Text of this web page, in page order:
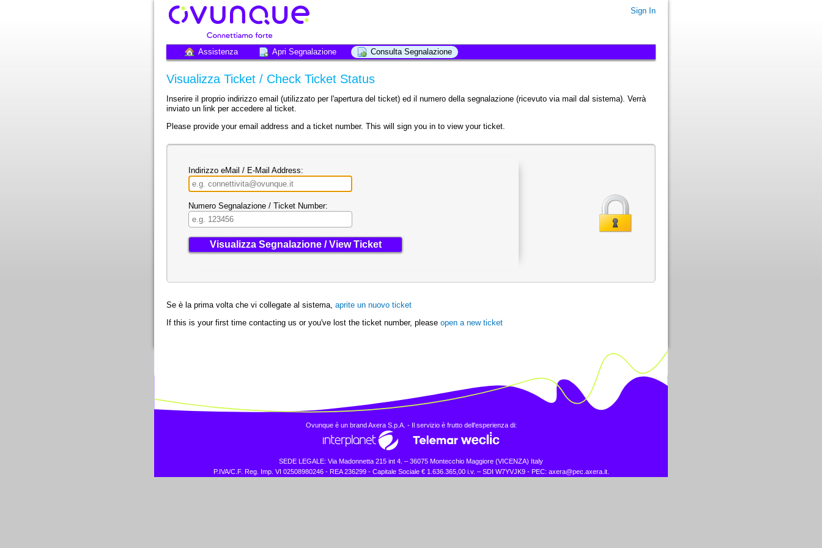
Sign In
Assistenza Apri Segnalazione Consulta Segnalazione
Visualizza Ticket / Check Ticket Status
Inserire il proprio indirizzo email (utilizzato per l'apertura del ticket) ed il numero della segnalazione (ricevuto via mail dal sistema). Verrà
inviato un link per accedere al ticket.
Please provide your email address and a ticket number. This will sign you in to view your ticket.
Indirizzo eMail / E-Mail Address:
Numero Segnalazione / Ticket Number:
Se è la prima volta che vi collegate al sistema, aprite un nuovo ticket
If this is your first time contacting us or you've lost the ticket number, please open a new ticket
Ovunque è un brand Axera S.p.A. - Il servizio è frutto dell'esperienza di:
SEDE LEGALE: Via Madonnetta 215 int 4. – 36075 Montecchio Maggiore (VICENZA) Italy
P.IVA/C.F. Reg. Imp. VI 02508980246 - REA 236299 - Capitale Sociale € 1.636.365,00 i.v. – SDI W7YVJK9 - PEC: axera@pec.axera.it.